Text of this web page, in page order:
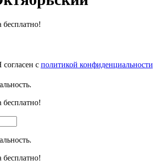
бесплатно!
согласен с политикой конфиденциальности
бесплатно!
бесплатно!